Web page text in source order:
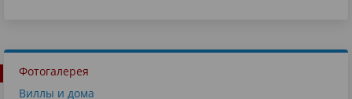
Фотогалерея
Виллы и дома